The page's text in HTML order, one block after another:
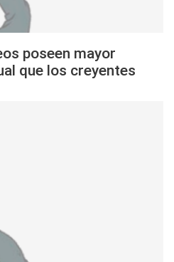
poseen mayor
que los creyentes